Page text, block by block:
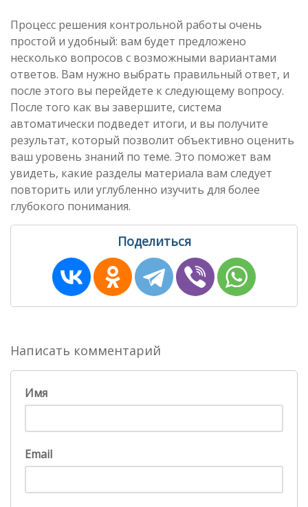
Процесс решения контрольной работы очень
простой и удобный: вам будет предложено
несколько вопросов с возможными вариантами
ответов. Вам нужно выбрать правильный ответ, и
после этого вы перейдете к следующему вопросу.
После того как вы завершите, система
автоматически подведет итоги, и вы получите
результат, который позволит объективно оценить
ваш уровень знаний по теме. Это поможет вам
увидеть, какие разделы материала вам следует
повторить или углубленно изучить для более
глубокого понимания.
Поделиться
Написать комментарий
Имя
Email